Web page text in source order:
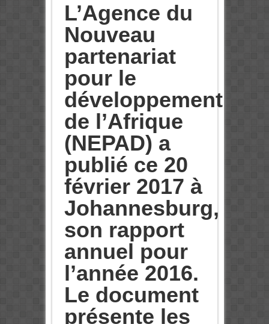
L’Agence du
Nouveau
partenariat
pour le
développement
de l’Afrique
(NEPAD) a
publié ce 20
février 2017 à
Johannesburg,
son rapport
annuel pour
l’année 2016.
Le document
présente les